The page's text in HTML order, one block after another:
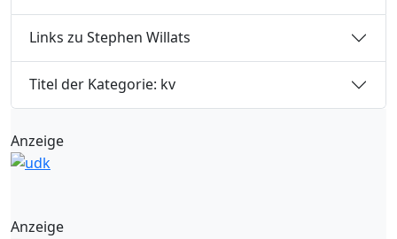
Links zu Stephen Willats
Titel der Kategorie: kv
Anzeige
Anzeige